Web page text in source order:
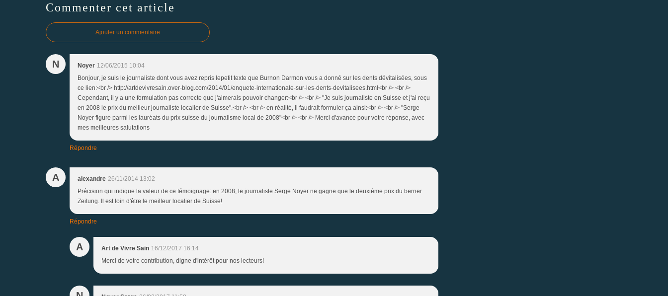
Commenter cet article
Ajouter un commentaire
N Noyer 12/06/2015 10:04
Bonjour, je suis le journaliste dont vous avez repris lepetit texte que Burnon Darmon vous a donné sur les dents dévitalisées, sous
ce lien:<br /> http://artdevivresain.over-blog.com/2014/01/enquete-internationale-sur-les-dents-devitalisees.html<br /> <br />
Cependant, il y a une formulation pas correcte que j'aimerais pouvoir changer:<br /> <br /> "Je suis journaliste en Suisse et j'ai reçu
en 2008 le prix du meilleur journaliste localier de Suisse".<br /> <br /> en réalité, il faudrait formuler ça ainsi:<br /> <br /> "Serge
Noyer figure parmi les lauréats du prix suisse du journalisme local de 2008"<br /> <br /> Merci d'avance pour votre réponse, avec
mes meilleures salutations
Répondre
A alexandre 26/11/2014 13:02
Précision qui indique la valeur de ce témoignage: en 2008, le journaliste Serge Noyer ne gagne que le deuxième prix du berner
Zeitung. Il est loin d'être le meilleur localier de Suisse!
Répondre
A Art de Vivre Sain 16/12/2017 16:14
Merci de votre contribution, digne d'intérêt pour nos lecteurs!